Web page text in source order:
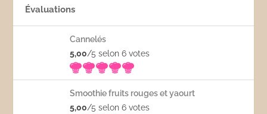
Évaluations
Cannelés
5,00/5 selon 6votes
Smoothie fruits rouges et yaourt
5,00/5 selon 6votes